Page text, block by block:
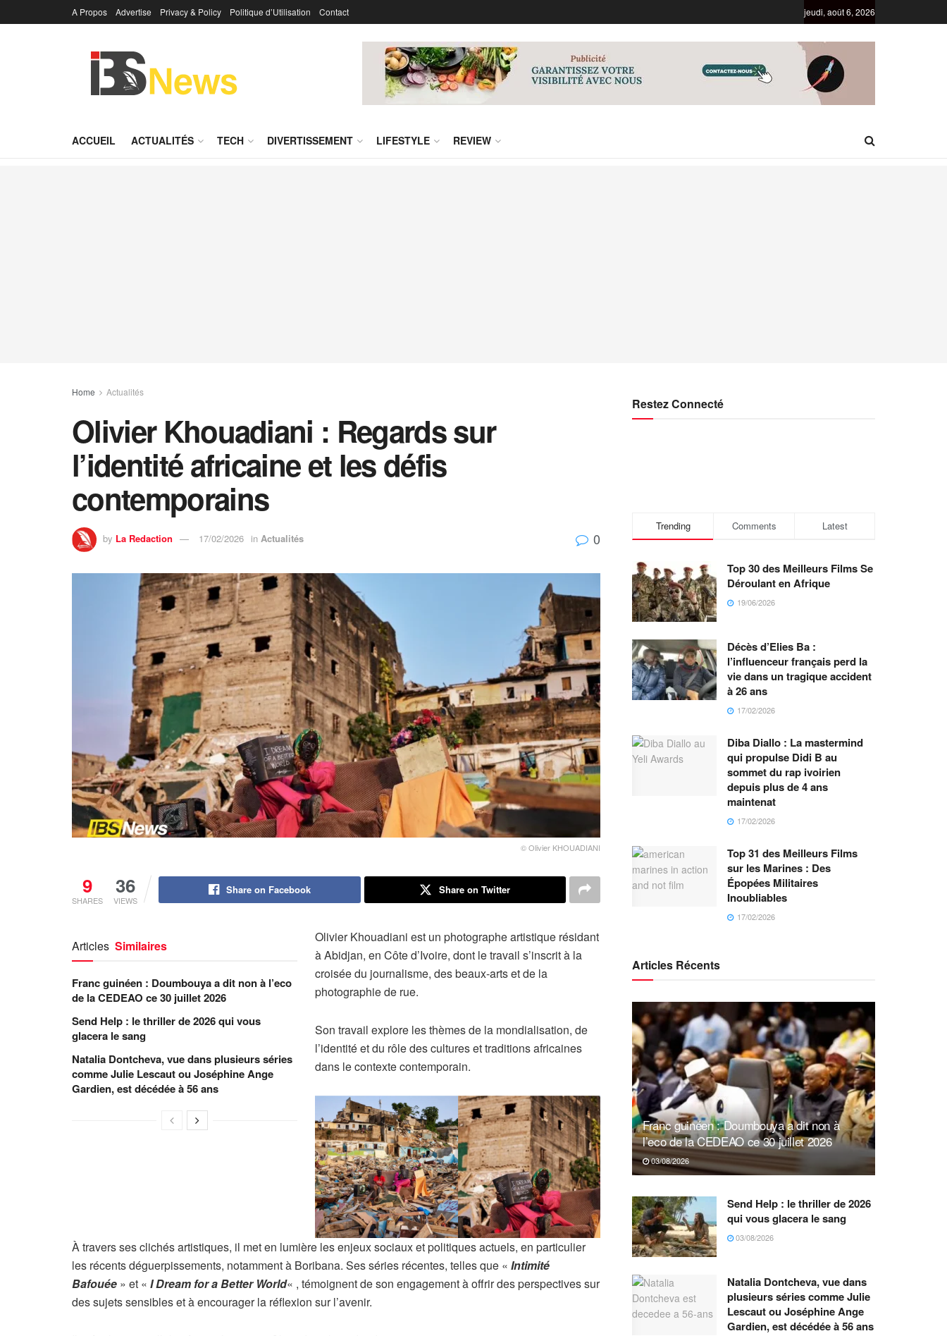
A Propos Advertise Privacy & Policy Politique d’Utilisation Contact jeudi, août 6, 2026
ACCUEIL ACTUALITÉS TECH DIVERTISSEMENT LIFESTYLE REVIEW
Home Actualités
Olivier Khouadiani : Regards sur
l’identité africaine et les défis
contemporains
by La Redaction 17/02/2026 in Actualités 0
© Olivier KHOUADIANI
9
SHARES
36
VIEWS
Share on Facebook Share on Twitter
Articles Similaires
Franc guinéen : Doumbouya a dit non à l’eco
de la CEDEAO ce 30 juillet 2026
Send Help : le thriller de 2026 qui vous
glacera le sang
Natalia Dontcheva, vue dans plusieurs séries
comme Julie Lescaut ou Joséphine Ange
Gardien, est décédée à 56 ans
Olivier Khouadiani est un photographe artistique résidant
à Abidjan, en Côte d’Ivoire, dont le travail s’inscrit à la
croisée du journalisme, des beaux-arts et de la
photographie de rue.
Son travail explore les thèmes de la mondialisation, de
l’identité et du rôle des cultures et traditions africaines
dans le contexte contemporain.
À travers ses clichés artistiques, il met en lumière les enjeux sociaux et politiques actuels, en particulier
les récents déguerpissements, notamment à Boribana. Ses séries récentes, telles que « Intimité
Bafouée » et « I Dream for a Better World« , témoignent de son engagement à offrir des perspectives sur
des sujets sensibles et à encourager la réflexion sur l’avenir.
Restez Connecté
Trending Comments Latest
Top 30 des Meilleurs Films Se
Déroulant en Afrique
19/06/2026
Décès d’Elies Ba :
l’influenceur français perd la
vie dans un tragique accident
à 26 ans
17/02/2026
Diba Diallo : La mastermind
qui propulse Didi B au
sommet du rap ivoirien
depuis plus de 4 ans
maintenat
17/02/2026
Top 31 des Meilleurs Films
sur les Marines : Des
Épopées Militaires
Inoubliables
17/02/2026
Articles Récents
Franc guinéen : Doumbouya a dit non à
l’eco de la CEDEAO ce 30 juillet 2026
03/08/2026
Send Help : le thriller de 2026
qui vous glacera le sang
03/08/2026
Natalia Dontcheva, vue dans
plusieurs séries comme Julie
Lescaut ou Joséphine Ange
Gardien, est décédée à 56 ans